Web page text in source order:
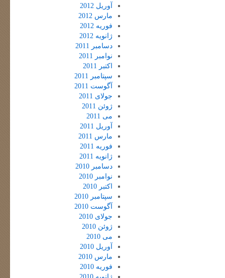
آوریل 2012
مارس 2012
فوریه 2012
ژانویه 2012
دسامبر 2011
نوامبر 2011
اکتبر 2011
سپتامبر 2011
آگوست 2011
جولای 2011
ژوئن 2011
می 2011
آوریل 2011
مارس 2011
فوریه 2011
ژانویه 2011
دسامبر 2010
نوامبر 2010
اکتبر 2010
سپتامبر 2010
آگوست 2010
جولای 2010
ژوئن 2010
می 2010
آوریل 2010
مارس 2010
فوریه 2010